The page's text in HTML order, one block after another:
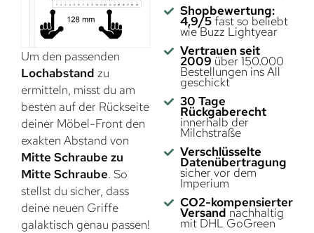
Um den passenden
Lochabstand zu
ermitteln, misst du am
besten auf der Rückseite
deiner Möbel-Front den
exakten Abstand von
Mitte Schraube zu
Mitte Schraube. So
stellst du sicher, dass
deine neuen Griffe
galaktisch genau passen!
Shopbewertung:
4,9/5fast so beliebt
wie Buzz Lightyear
Vertrauen seit
2009 über 150.000
Bestellungen ins All
geschickt
30 Tage
Rückgaberecht
innerhalb der
Milchstraße
Verschlüsselte
Datenübertragung
sicher vor dem
Imperium
CO2-kompensierter
Versand nachhaltig
mit DHL GoGreen